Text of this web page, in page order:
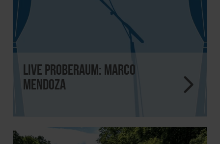
Live Proberaum: Marco
Mendoza